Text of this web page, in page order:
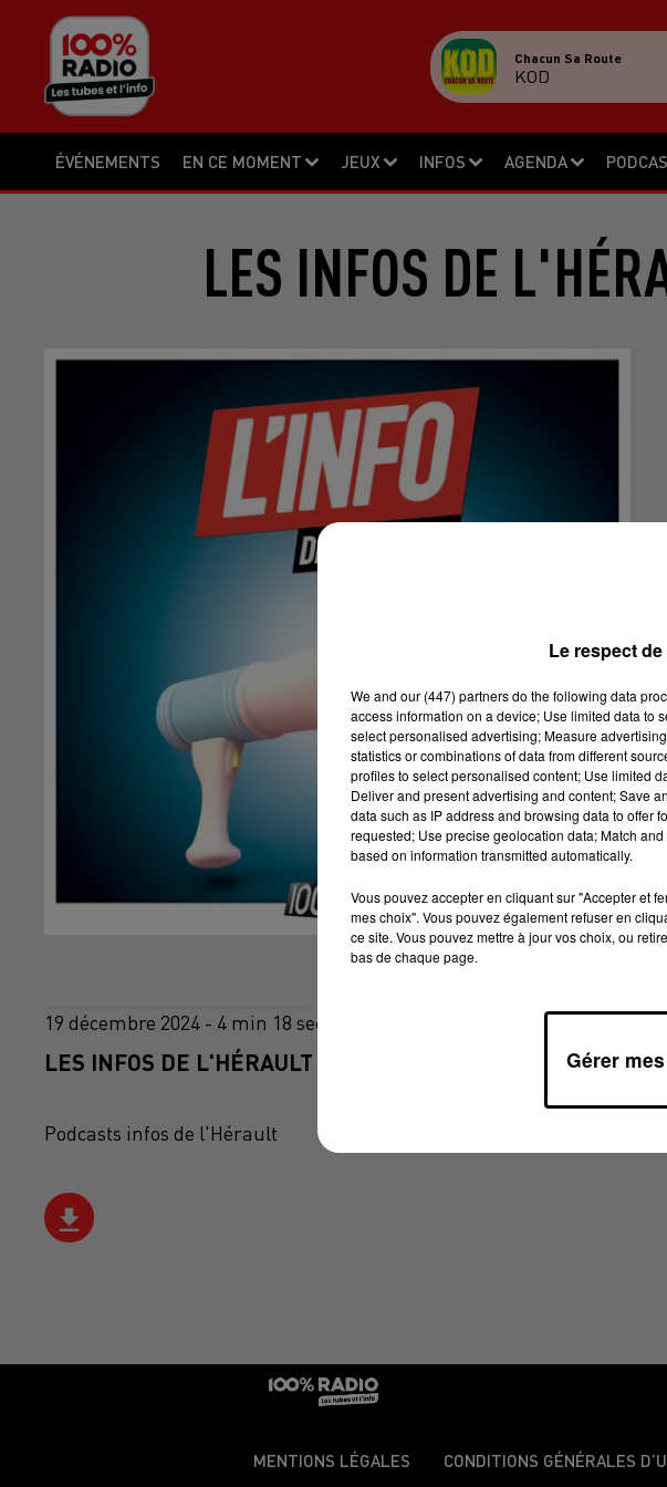
ÉVÉNEMENTS EN CE MOMENT JEUX INFOS AGENDA
Chacun Sa Route
KOD
LES INFOS DE
19 décembre 2024 - 4 min 18 sec
LES INFOS DE L'HÉRAULT DU 19/12/2024 À 08H30
Podcasts infos de l'Hérault
MENTIONS LÉGALES CONDITIONS GÉNÉRALES
Le respect
We and our (447) partnersdo the following data
access information on a device; Use limited data to
select personalised advertising; Measure
statistics or combinations of data from different
profiles to select personalised content; Use limited
Deliver and present advertising and content; Save
data such as IP address and browsing data to offer
requested; Use precise geolocation data; Match
based on information transmitted automatically.
Vous pouvez accepter en cliquant sur "Accepter et
mes choix". Vous pouvez également refuser en
ce site. Vous pouvez mettre à jour vos choix, ou
bas de chaque page.
Gérer